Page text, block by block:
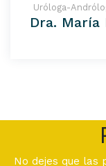
Uróloga-
Dra. María
No dejes que las